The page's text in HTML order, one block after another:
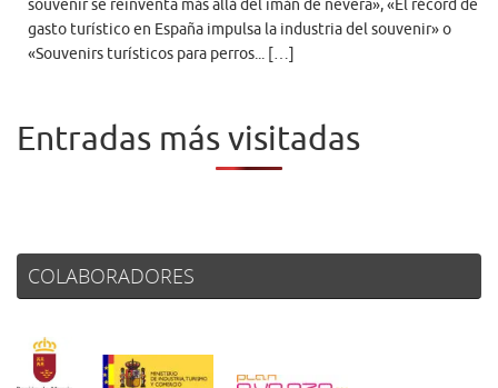
souvenir se reinventa más allá del imán de nevera», «El récord de
gasto turístico en España impulsa la industria del souvenir» o
«Souvenirs turísticos para perros... […]
Entradas más visitadas
COLABORADORES